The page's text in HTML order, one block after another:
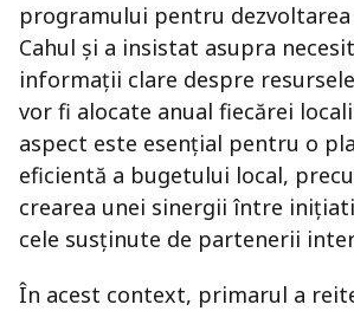
programului pentru
Cahul și a insistat asupra
informații clare despre
vor fi alocate anual fiecărei
aspect este esențial pentru o
eficientă a bugetului local,
crearea unei sinergii între
cele susținute de partenerii
În acest context, primarul a